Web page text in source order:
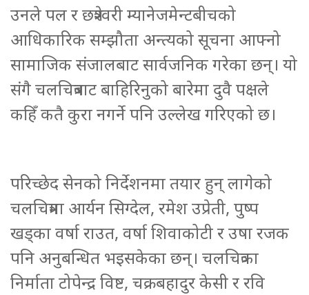
उनले पल र छत्रेश्वरी म्यानेजमेन्टबीचको
आधिकारिक सम्झौता अन्त्यको सूचना आफ्नो
सामाजिक संजालबाट सार्वजनिक गरेका छन्। यो
संगै चलचित्रबाट बाहिरिनुको बारेमा दुवै पक्षले
कहिँ कतै कुरा नगर्ने पनि उल्लेख गरिएको छ।
परिच्छेद सेनको निर्देशनमा तयार हुन् लागेको
चलचित्रमा आर्यन सिग्देल, रमेश उप्रेती, पुष्प
खड्का वर्षा राउत, वर्षा शिवाकोटी र उषा रजक
पनि अनुबन्धित भइसकेका छन्। चलचित्रका
निर्माता टोपेन्द्र विष्ट, चक्रबहादुर केसी र रवि